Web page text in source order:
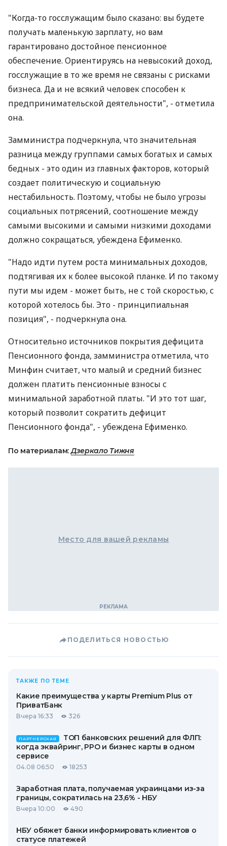
"Когда-то госслужащим было сказано: вы будете
получать маленькую зарплату, но вам
гарантировано достойное пенсионное
обеспечение. Ориентируясь на невысокий доход,
госслужащие в то же время не связаны с рисками
бизнеса. Да и не всякий человек способен к
предпринимательской деятельности", - отметила
она.
Замминистра подчеркнула, что значительная
разница между группами самых богатых и самых
бедных - это один из главных факторов, который
создает политическую и социальную
нестабильность. Поэтому, чтобы не было угрозы
социальных потрясений, соотношение между
самыми высокими и самыми низкими доходами
должно сокращаться, убеждена Ефименко.
"Надо идти путем роста минимальных доходов,
подтягивая их к более высокой планке. И по такому
пути мы идем - может быть, не с той скоростью, с
которой хотелось бы. Это - принципиальная
позиция", - подчеркнула она.
Относительно источников покрытия дефицита
Пенсионного фонда, замминистра отметила, что
Минфин считает, что малый и средний бизнес
должен платить пенсионные взносы с
минимальной заработной платы. "И это тот шаг,
который позволит сократить дефицит
Пенсионного фонда", - убеждена Ефименко.
По материалам:Дзеркало Тижня
Место для вашей рекламы
ПОДЕЛИТЬСЯ НОВОСТЬЮ
ТАКЖЕ ПО ТЕМЕ
Какие преимущества у карты Premium Plus от
ПриватБанк
Вчера 16:33 326
ПАРТНЕРСКАЯ
ТОП банковских решений для ФЛП:
когда эквайринг, РРО и бизнес карты в одном
сервисе
04.08 06:50 18253
Заработная плата, получаемая украинцами из-за
границы, сократилась на 23,6% - НБУ
Вчера 10:00 490
НБУ обяжет банки информировать клиентов о
статусе платежей